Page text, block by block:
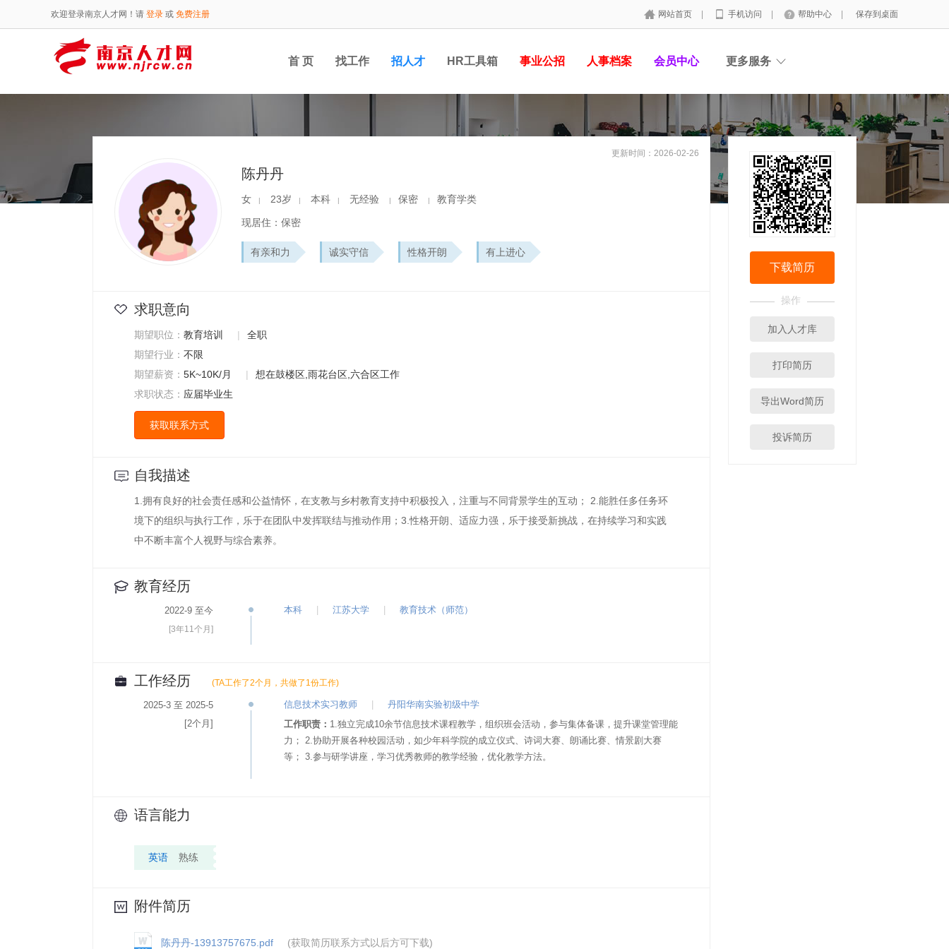
欢迎登录南京人才网！请 登录 或 免费注册 网站首页 手机访问 帮助中心 保存到桌面
首 页 找工作 招人才 HR工具箱 事业公招 人事档案 会员中心 更多服务
更新时间：2026-02-26
陈丹丹
女 | 23岁 | 本科 | 无经验 | 保密 | 教育学类
现居住：保密
有亲和力 诚实守信 性格开朗 有上进心
求职意向
期望职位： 教育培训 |
全职
期望行业： 不限
期望薪资： 5K~10K/月 |
想在鼓楼区,雨花台区,六合区工作
求职状态： 应届毕业生
获取联系方式
自我描述
1.拥有良好的社会责任感和公益情怀，在支教与乡村教育支持中积极投入，注重与不同背景学生的互动； 2.能胜任多任务环
境下的组织与执行工作，乐于在团队中发挥联结与推动作用；3.性格开朗、适应力强，乐于接受新挑战，在持续学习和实践
中不断丰富个人视野与综合素养。
教育经历
2022-9 至今
[3年11个月]
本科 江苏大学 教育技术（师范）
工作经历 (TA工作了2个月，共做了1份工作)
2025-3 至 2025-5
[2个月]
信息技术实习教师
丹阳华南实验初级中学
工作职责： 1.独立完成10余节信息技术课程教学，组织班会活动，参与集体备课，提升课堂管理能
力； 2.协助开展各种校园活动，如少年科学院的成立仪式、诗词大赛、朗诵比赛、情景剧大赛
等； 3.参与研学讲座，学习优秀教师的教学经验，优化教学方法。
语言能力
英语 熟练
附件简历
陈丹丹-13913757675.pdf (获取简历联系方式以后方可下载)
下载简历
操作
加入人才库
打印简历
导出Word简历
投诉简历